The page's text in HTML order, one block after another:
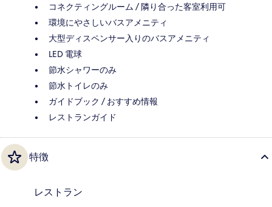
コネクティングルーム / 隣り合った客室利用可
環境にやさしいバスアメニティ
大型ディスペンサー入りのバスアメニティ
LED 電球
節水シャワーのみ
節水トイレのみ
ガイドブック / おすすめ情報
レストランガイド
特徴
レストラン